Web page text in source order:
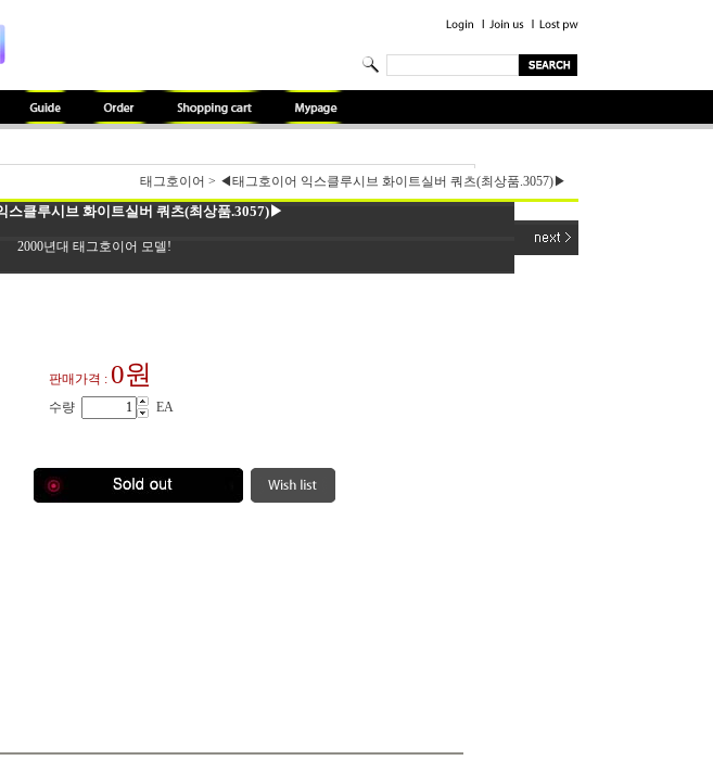
태그호이어 > ◀태그호이어 익스클루시브 화이트실버 쿼츠(최상품.3057)▶
스클루시브 화이트실버 쿼츠(최상품.3057)▶
2000년대 태그호이어 모델!
판매가격 : 0원
수량 EA